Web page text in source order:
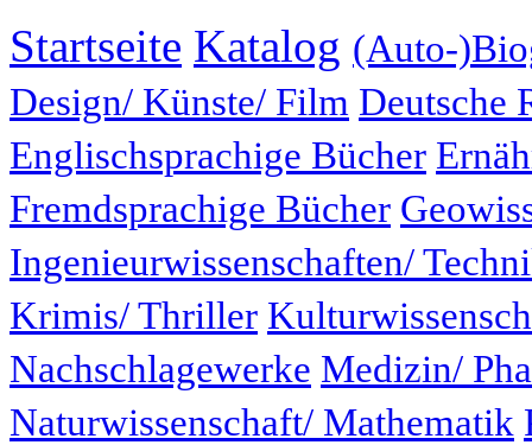
Startseite Katalog (Auto-
Design/ Künste/ Film Deutsche
Englischsprachige Bücher
Fremdsprachige Bücher
Ingenieurwissenschaften/
Krimis/ Thriller
Nachschlagewerke Medizin/
Naturwissenschaft/ Mathematik